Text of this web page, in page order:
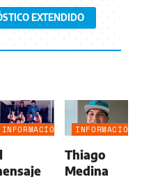
EXTENDIDO
INFORMACIÓN
INFORMACIÓN
Thiago
Medina